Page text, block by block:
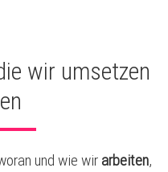
wir umsetzen
und wie wir arbeiten,